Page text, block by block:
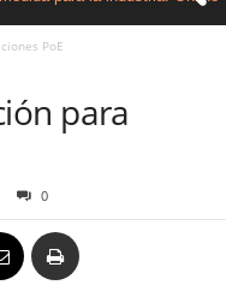
PoE
para
0